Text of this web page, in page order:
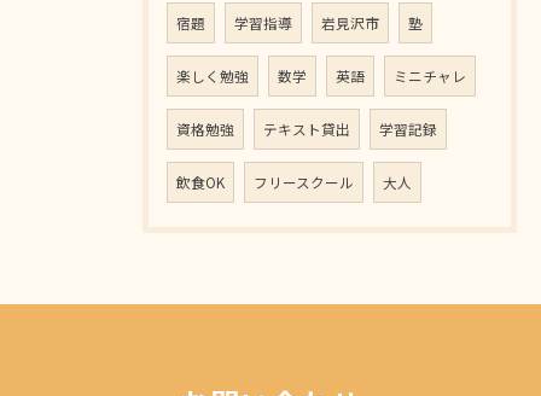
宿題 学習指導 岩見沢市 塾
楽しく勉強 数学 英語 ミニチャレ
資格勉強 テキスト貸出 学習記録
飲食OK フリースクール 大人